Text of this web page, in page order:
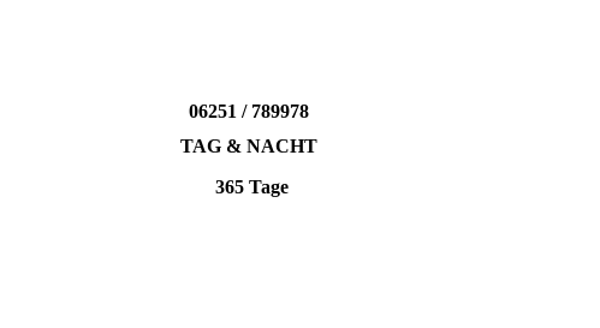
06251 / 789978
TAG & NACHT
365 Tage